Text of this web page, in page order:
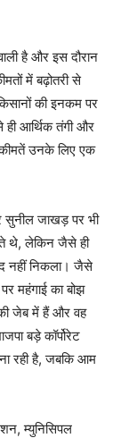
है और इस दौरान
में बढ़ोतरी से
की इनकम पर
ही आर्थिक तंगी और
उनके लिए एक
सुनील जाखड़ पर भी
थे, लेकिन जैसे ही
नहीं निकला। जैसे
महंगाई का बोझ
जेब में हैं और वह
बड़े कॉर्पोरेट
रही है, जबकि आम
म्युनिसिपल